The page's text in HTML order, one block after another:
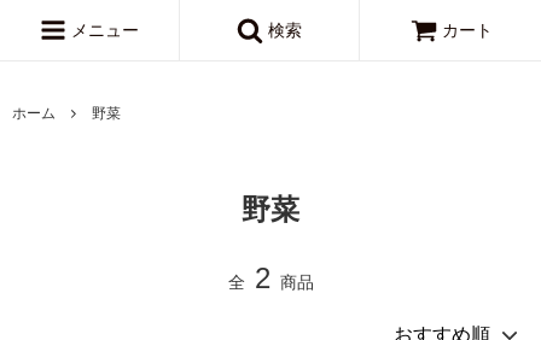
メニュー 検索 カート
ホーム 野菜
野菜
全 2 商品